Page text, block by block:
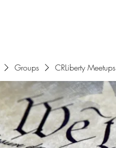
Groups CRLiberty Meetups